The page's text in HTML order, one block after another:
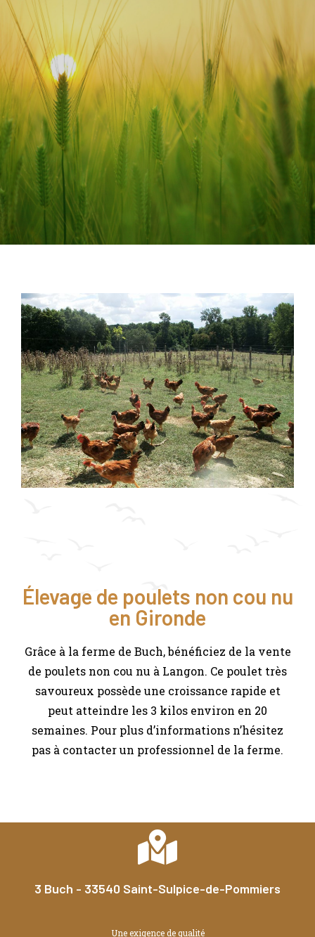
Élevage de poulets non cou nu
en Gironde
Grâce à la ferme de Buch, bénéficiez de la vente
de poulets non cou nu à Langon. Ce poulet très
savoureux possède une croissance rapide et
peut atteindre les 3 kilos environ en 20
semaines. Pour plus d’informations n’hésitez
pas à contacter un professionnel de la ferme.
3 Buch - 33540 Saint-Sulpice-de-Pommiers
Une exigence de qualité